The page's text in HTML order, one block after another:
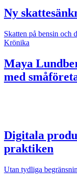
Ny
Skatten på bensin och
Krönika
Maya
med
Digitala
praktiken
Utan tydliga